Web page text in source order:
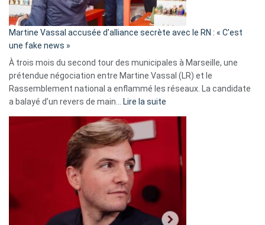
Algérie
Martine Vassal accusée d’alliance secrète avec le RN : « C’est
une fake news »
À trois mois du second tour des municipales à Marseille, une
prétendue négociation entre Martine Vassal (LR) et le
Rassemblement national a enflammé les réseaux. La candidate
a balayé d’un revers de main… Lire la suite
d’alliance
secrète